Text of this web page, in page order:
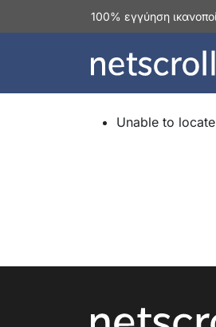
100% εγγύηση
Unable to